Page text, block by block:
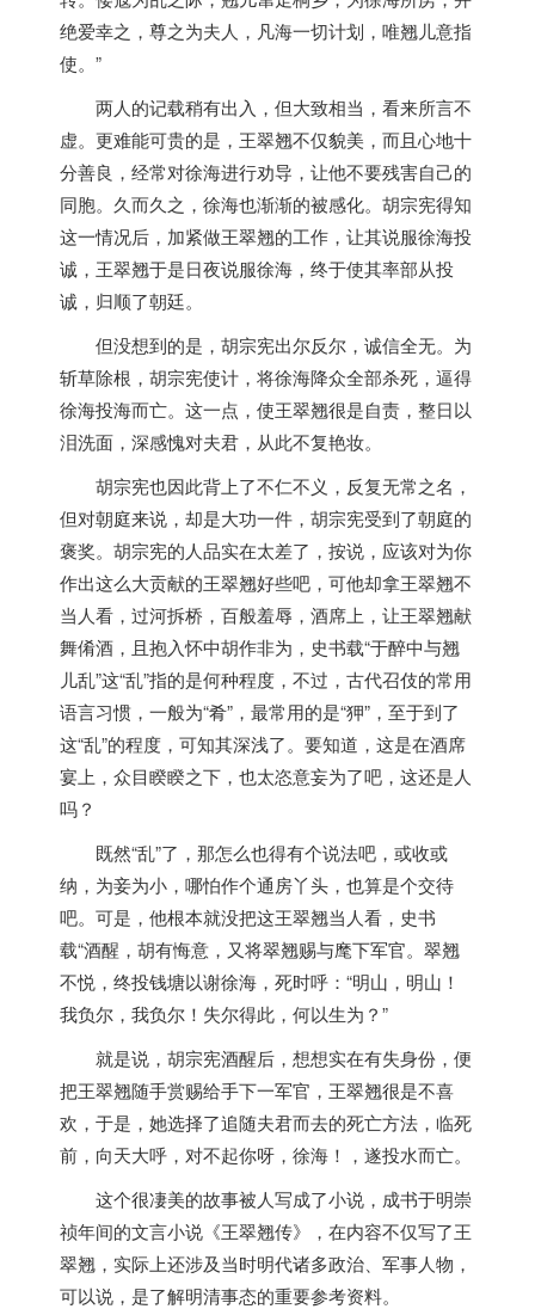
绝爱幸之，尊之为夫人，凡海一切计划，唯翘儿意指
使。”
两人的记载稍有出入，但大致相当，看来所言不
虚。更难能可贵的是，王翠翘不仅貌美，而且心地十
分善良，经常对徐海进行劝导，让他不要残害自己的
同胞。久而久之，徐海也渐渐的被感化。胡宗宪得知
这一情况后，加紧做王翠翘的工作，让其说服徐海投
诚，王翠翘于是日夜说服徐海，终于使其率部从投
诚，归顺了朝廷。
但没想到的是，胡宗宪出尔反尔，诚信全无。为
斩草除根，胡宗宪使计，将徐海降众全部杀死，逼得
徐海投海而亡。这一点，使王翠翘很是自责，整日以
泪洗面，深感愧对夫君，从此不复艳妆。
胡宗宪也因此背上了不仁不义，反复无常之名，
但对朝庭来说，却是大功一件，胡宗宪受到了朝庭的
褒奖。胡宗宪的人品实在太差了，按说，应该对为你
作出这么大贡献的王翠翘好些吧，可他却拿王翠翘不
当人看，过河拆桥，百般羞辱，酒席上，让王翠翘献
舞倄酒，且抱入怀中胡作非为，史书载“于醉中与翘
儿乱”这“乱”指的是何种程度，不过，古代召伎的常用
语言习惯，一般为“肴”，最常用的是“狎”，至于到了
这“乱”的程度，可知其深浅了。要知道，这是在酒席
宴上，众目睽睽之下，也太恣意妄为了吧，这还是人
吗？
既然“乱”了，那怎么也得有个说法吧，或收或
纳，为妾为小，哪怕作个通房丫头，也算是个交待
吧。可是，他根本就没把这王翠翘当人看，史书
载“酒醒，胡有悔意，又将翠翘赐与麾下军官。翠翘
不悦，终投钱塘以谢徐海，死时呼：“明山，明山！
我负尔，我负尔！失尔得此，何以生为？”
就是说，胡宗宪酒醒后，想想实在有失身份，便
把王翠翘随手赏赐给手下一军官，王翠翘很是不喜
欢，于是，她选择了追随夫君而去的死亡方法，临死
前，向天大呼，对不起你呀，徐海！，遂投水而亡。
这个很凄美的故事被人写成了小说，成书于明崇
祯年间的文言小说《王翠翘传》，在内容不仅写了王
翠翘，实际上还涉及当时明代诸多政治、军事人物，
可以说，是了解明清事态的重要参考资料。